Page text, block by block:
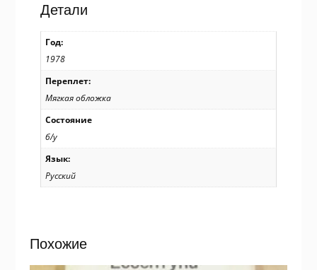
р501
Детали
Год:
1978
Переплет:
Мягкая обложка
Состояние
б/у
Язык:
Русский
Похожие